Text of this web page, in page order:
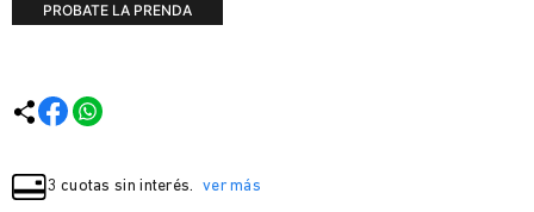
PROBATE LA PRENDA
3 cuotas sin interés. ver más